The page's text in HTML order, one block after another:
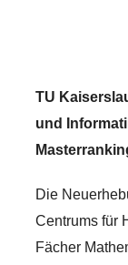
TU
und
Die
Centrums für
Fächer